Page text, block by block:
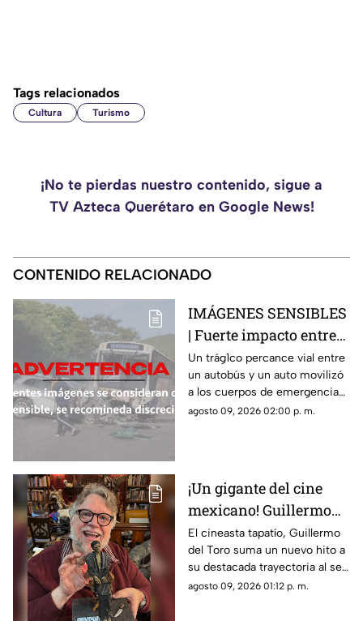
Tags relacionados
Cultura Turismo
¡No te pierdas nuestro contenido, sigue a
TV Azteca Querétaro en Google News!
CONTENIDO RELACIONADO
IMÁGENES SENSIBLES
| Fuerte impacto entre
autobús y vehículo deja
saldo fatal y nueve
heridos
Un trág1co percance vial entre
un autobús y un auto movilizó
a los cuerpos de emergencia
en Morelos
agosto 09, 2026 02:00 p. m.
¡Un gigante del cine
mexicano! Guillermo
del Toro recibe el
Doctorado Honoris
Causa en Bellas Artes
El cineasta tapatío, Guillermo
del Toro suma un nuevo hito a
su destacada trayectoria al ser
reconocido en Los Ángeles por
agosto 09, 2026 01:12 p. m.